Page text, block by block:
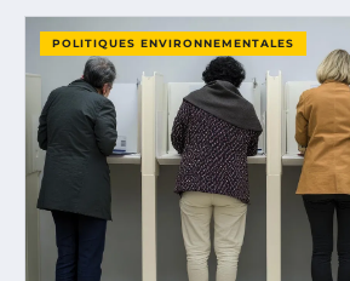
POLITIQUES ENVIRONNEMENTALES